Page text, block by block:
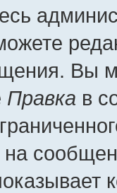
Вы
Правка в
на